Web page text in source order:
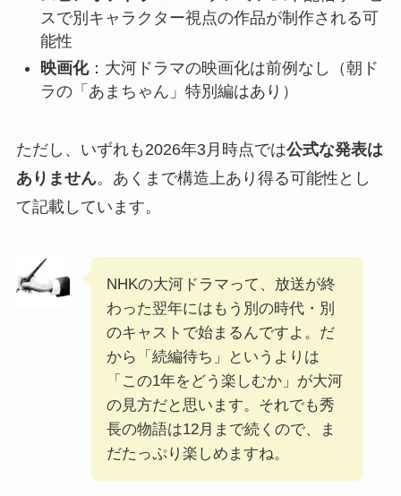
スで別キャラクター視点の作品が制作される可
能性
映画化：大河ドラマの映画化は前例なし（朝ド
ラの「あまちゃん」特別編はあり）
ただし、いずれも2026年3月時点では公式な発表は
ありません。あくまで構造上あり得る可能性とし
て記載しています。
NHKの大河ドラマって、放送が終
わった翌年にはもう別の時代・別
のキャストで始まるんですよ。だ
から「続編待ち」というよりは
「この1年をどう楽しむか」が大河
の見方だと思います。それでも秀
長の物語は12月まで続くので、ま
だたっぷり楽しめますね。